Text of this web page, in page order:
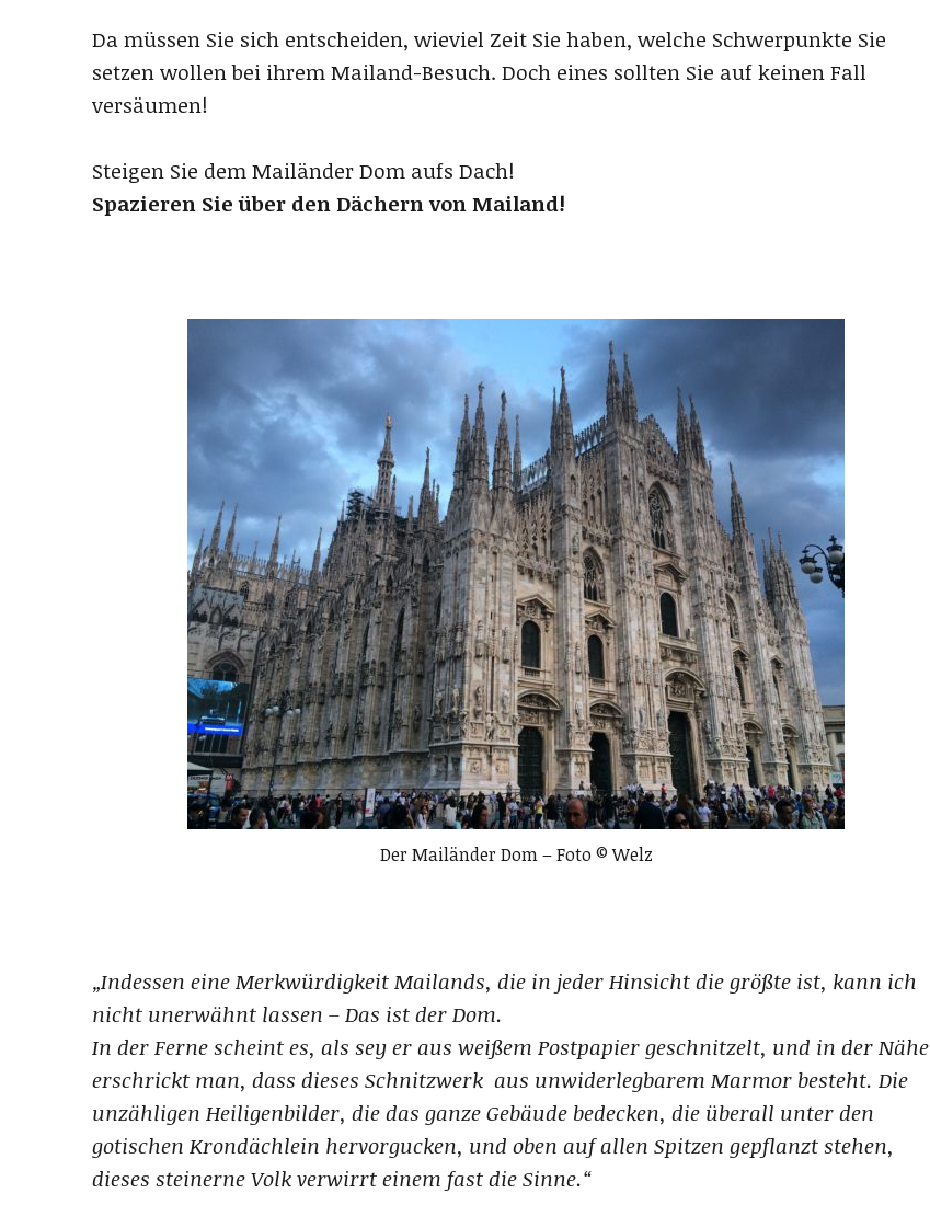
Da müssen Sie sich entscheiden, wieviel Zeit Sie haben, welche Schwerpunkte Sie
setzen wollen bei ihrem Mailand-Besuch. Doch eines sollten Sie auf keinen Fall
versäumen!
Steigen Sie dem Mailänder Dom aufs Dach!
Spazieren Sie über den Dächern von Mailand!
Der Mailänder Dom – Foto © Welz
„Indessen eine Merkwürdigkeit Mailands, die in jeder Hinsicht die größte ist, kann ich
nicht unerwähnt lassen – Das ist der Dom.
In der Ferne scheint es, als sey er aus weißem Postpapier geschnitzelt, und in der Nähe
erschrickt man, dass dieses Schnitzwerk aus unwiderlegbarem Marmor besteht. Die
unzähligen Heiligenbilder, die das ganze Gebäude bedecken, die überall unter den
gotischen Krondächlein hervorgucken, und oben auf allen Spitzen gepflanzt stehen,
dieses steinerne Volk verwirrt einem fast die Sinne.“